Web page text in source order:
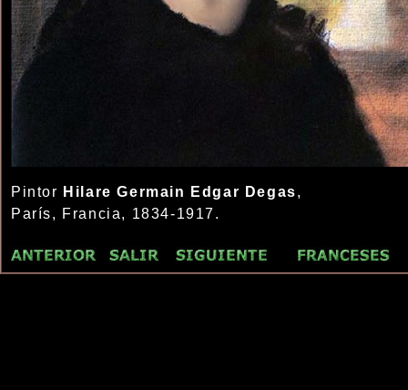
Pintor Hilare Germain Edgar Degas,
París, Francia, 1834-1917.